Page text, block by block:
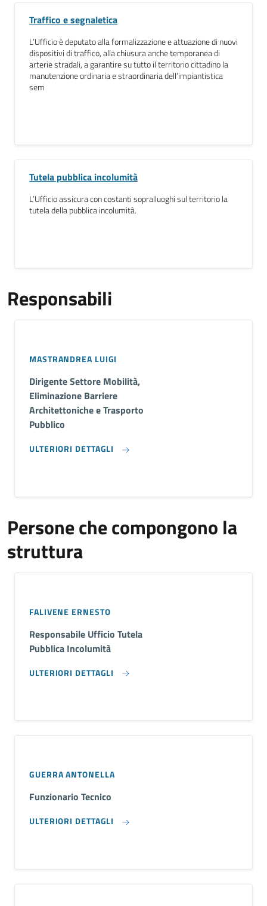
Traffico e segnaletica
L’Ufficio è deputato alla formalizzazione e attuazione di nuovi
dispositivi di traffico, alla chiusura anche temporanea di
arterie stradali, a garantire su tutto il territorio cittadino la
manutenzione ordinaria e straordinaria dell’impiantistica
sem
Tutela pubblica incolumità
L’Ufficio assicura con costanti sopralluoghi sul territorio la
tutela della pubblica incolumità.
Responsabili
MASTRANDREA LUIGI
Dirigente Settore Mobilità,
Eliminazione Barriere
Architettoniche e Trasporto
Pubblico
ULTERIORI DETTAGLI
Persone che compongono la
struttura
FALIVENE ERNESTO
Responsabile Ufficio Tutela
Pubblica Incolumità
ULTERIORI DETTAGLI
GUERRA ANTONELLA
Funzionario Tecnico
ULTERIORI DETTAGLI